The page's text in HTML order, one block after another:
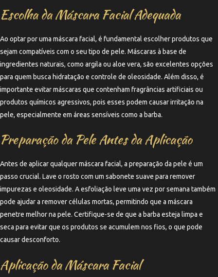
Escolha da Máscara Facial Adequada
Ao optar por uma máscara facial, é fundamental escolher produtos que
sejam compatíveis com o seu tipo de pele. Máscaras à base de
ingredientes naturais, como argila ou aloe vera, são excelentes opções
para quem busca hidratação e controle de oleosidade. Além disso, é
importante evitar máscaras que contenham fragrâncias artificiais ou
produtos químicos agressivos, pois esses podem causar irritação na
pele, especialmente em áreas sensíveis como a barba.
Preparação da Pele Antes da Aplicação
Antes de aplicar qualquer máscara facial, a preparação da pele é um
passo crucial. Lave o rosto com um sabonete suave para remover
impurezas e oleosidade. A esfoliação leve uma vez por semana também
pode ajudar a remover células mortas, permitindo que a máscara
penetre melhor na pele. Certifique-se de que a barba esteja limpa e
seca para evitar que os produtos se acumulem nos fios, o que pode
causar desconforto.
Aplicação da Máscara Facial